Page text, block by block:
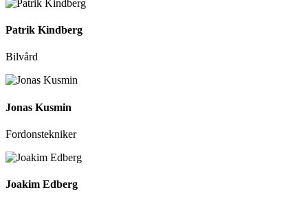
Patrik Kindberg
Bilvård
Jonas Kusmin
Fordonstekniker
Joakim Edberg